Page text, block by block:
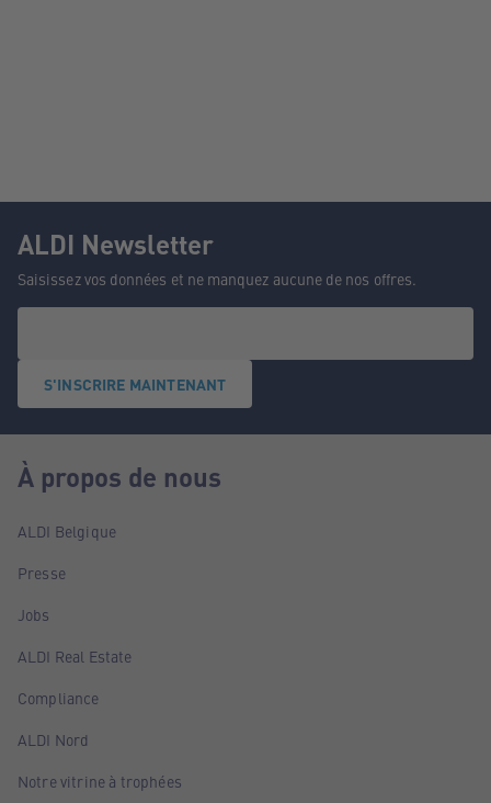
ALDI Newsletter
Saisissez vos données et ne manquez aucune de nos offres.
S'INSCRIRE MAINTENANT
À propos de nous
ALDI Belgique
Presse
Jobs
ALDI Real Estate
Compliance
ALDI Nord
Notre vitrine à trophées